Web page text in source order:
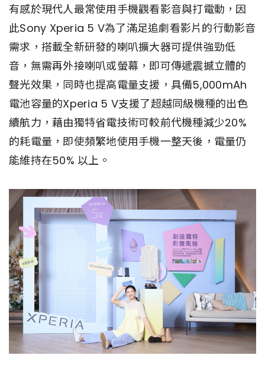
有感於現代人最常使用手機觀看影音與打電動，因
此Sony Xperia 5 V為了滿足追劇看影片的行動影音
需求，搭載全新研發的喇叭擴大器可提供強勁低
音，無需再外接喇叭或螢幕，即可傳遞震撼立體的
聲光效果，同時也提高電量支援，具備5,000mAh
電池容量的Xperia 5 V支援了超越同級機種的出色
續航力，藉由獨特省電技術可較前代機種減少20%
的耗電量，即使頻繁地使用手機一整天後，電量仍
能維持在50% 以上。